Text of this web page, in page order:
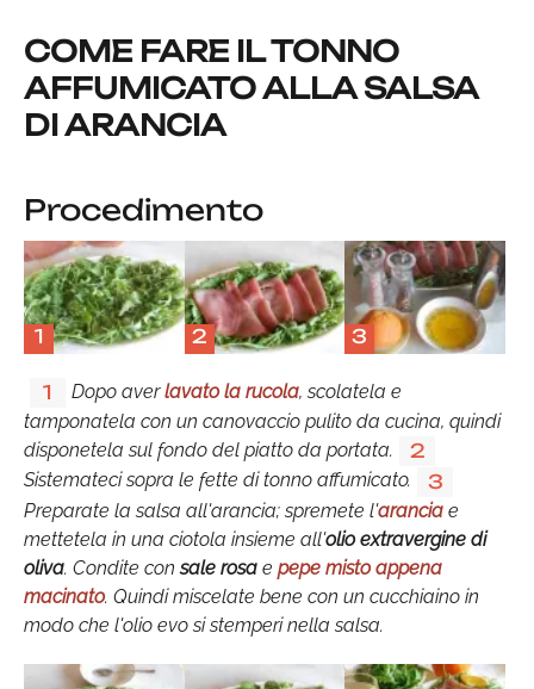
COME FARE IL TONNO
AFFUMICATO ALLA SALSA
DI ARANCIA
Procedimento
1 2 3
1 Dopo averlavato la rucola, scolatela e
tamponatela con un canovaccio pulito da cucina, quindi
disponetela sul fondo del piatto da portata.
2
Sistemateci sopra le fette di tonno affumicato. 3
Preparate la salsa all'arancia; spremete l'arancia e
mettetela in una ciotola insieme all'olio extravergine di
oliva. Condite consale rosa e pepe misto appena
macinato. Quindi miscelate bene con un cucchiaino in
modo che l'olio evo si stemperi nella salsa.